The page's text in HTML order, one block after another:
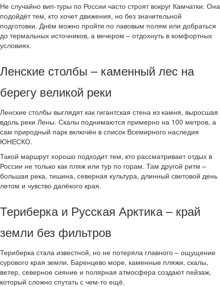
Не случайно вип-туры по России часто строят вокруг Камчатки. Она
подойдёт тем, кто хочет движения, но без значительной
подготовки. Днём можно пройти по лавовым полям или добраться
до термальных источников, а вечером – отдохнуть в комфортных
условиях.
Ленские столбы – каменный лес на
берегу великой реки
Ленские столбы выглядят как гигантская стена из камня, выросшая
вдоль реки Лены. Скалы поднимаются примерно на 100 метров, а
сам природный парк включён в список Всемирного наследия
ЮНЕСКО.
Такой маршрут хорошо подходит тем, кто рассматривает отдых в
России не только как пляж или тур по горам. Там другой ритм –
большая река, тишина, северная культура, длинный световой день
летом и чувство далёкого края.
Териберка и Русская Арктика – край
земли без фильтров
Териберка стала известной, но не потеряла главного – ощущение
сурового края земли. Баренцево море, каменные пляжи, скалы,
ветер, северное сияние и полярная атмосфера создают пейзаж,
который сложно спутать с чем-то ещё.